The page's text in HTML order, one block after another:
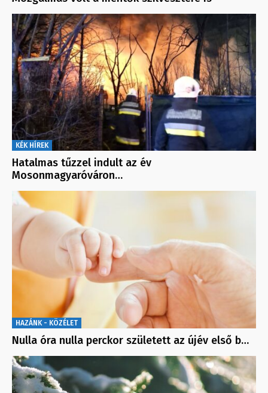
KÉK HÍREK
Hatalmas tűzzel indult az év
Mosonmagyaróváron…
HAZÁNK - KÖZÉLET
Nulla óra nulla perckor született az újév első b…